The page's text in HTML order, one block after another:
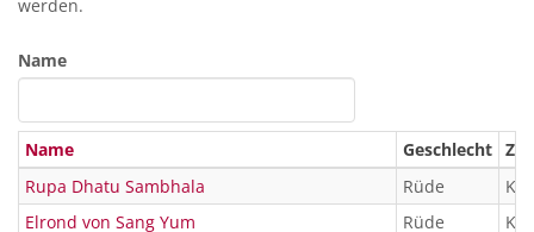
werden.
Name
Name Geschlecht
Rupa Dhatu Sambhala
Rüde
Elrond von Sang Yum
Rüde